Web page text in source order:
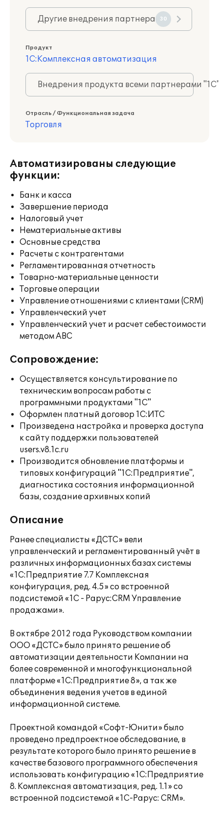
Другие внедрения партнера 30
Продукт
1С:Комплексная автоматизация
Внедрения продукта всеми партнерами
Отрасль / Функциональная задача
Торговля
Автоматизированы следующие
функции:
Банк и касса
Завершение периода
Налоговый учет
Нематериальные активы
Основные средства
Расчеты с контрагентами
Регламентированная отчетность
Товарно-материальные ценности
Торговые операции
Управление отношениями с клиентами (CRM)
Управленческий учет
Управленческий учет и расчет себестоимости
методом ABC
Сопровождение:
Осуществляется консультирование по
техническим вопросам работы с
программными продуктами "1С"
Оформлен платный договор 1С:ИТС
Произведена настройка и проверка доступа
к сайту поддержки пользователей
users.v8.1c.ru
Производится обновление платформы и
типовых конфигураций "1С:Предприятие",
диагностика состояния информационной
базы, создание архивных копий
Описание
Ранее специалисты «ДСТС» вели
управленческий и регламентированный учёт в
различных информационных базах системы
«1С:Предприятие 7.7 Комплексная
конфигурация, ред. 4.5» со встроенной
подсистемой «1С - Рарус:CRM Управление
продажами».
В октябре 2012 года Руководством компании
ООО «ДСТС» было принято решение об
автоматизации деятельности Компании на
более современной и многофункциональной
платформе «1С:Предприятие 8», а так же
объединения ведения учетов в единой
информационной системе.
Проектной командой «Софт-Юнити» было
проведено предпроектное обследование, в
результате которого было принято решение в
качестве базового программного обеспечения
использовать конфигурацию «1С:Предприятие
8. Комплексная автоматизация, ред. 1.1» со
встроенной подсистемой «1С-Рарус: CRM».